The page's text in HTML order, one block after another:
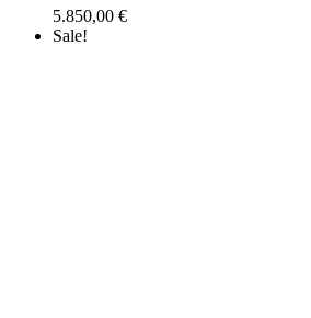
5.850,00 €
Sale!